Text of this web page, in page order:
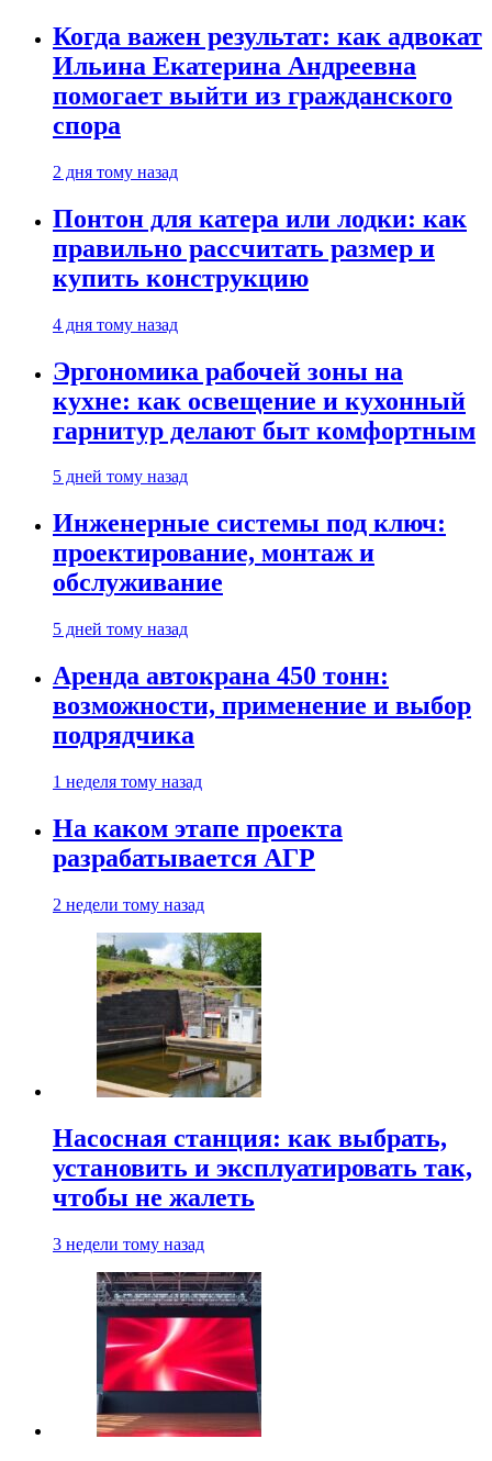
Когда важен результат: как адвокат
Ильина Екатерина Андреевна
помогает выйти из гражданского
спора
2 дня тому назад
Понтон для катера или лодки: как
правильно рассчитать размер и
купить конструкцию
4 дня тому назад
Эргономика рабочей зоны на
кухне: как освещение и кухонный
гарнитур делают быт комфортным
5 дней тому назад
Инженерные системы под ключ:
проектирование, монтаж и
обслуживание
5 дней тому назад
Аренда автокрана 450 тонн:
возможности, применение и выбор
подрядчика
1 неделя тому назад
На каком этапе проекта
разрабатывается АГР
2 недели тому назад
Насосная станция: как выбрать,
установить и эксплуатировать так,
чтобы не жалеть
3 недели тому назад